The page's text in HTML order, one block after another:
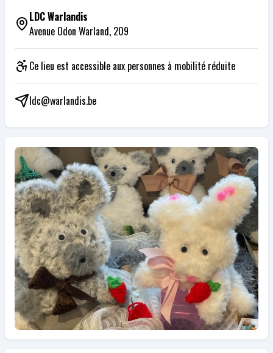
LDC Warlandis
Avenue Odon Warland, 209
Ce lieu est accessible aux personnes à mobilité réduite
ldc@warlandis.be